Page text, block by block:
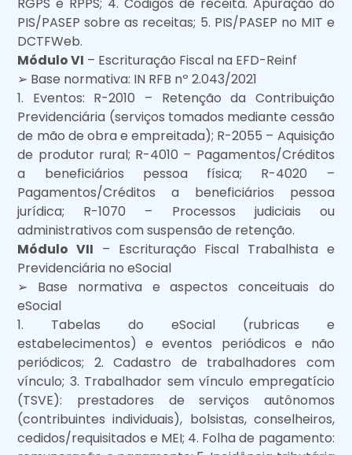
RGPS e RPPS; 4. Códigos de receita. Apuração do
PIS/PASEP sobre as receitas; 5. PIS/PASEP no MIT e
DCTFWeb.
Módulo VI – Escrituração Fiscal na EFD-Reinf
➢ Base normativa: IN RFB nº 2.043/2021
1. Eventos: R-2010 – Retenção da Contribuição
Previdenciária (serviços tomados mediante cessão
de mão de obra e empreitada); R-2055 – Aquisição
de produtor rural; R-4010 – Pagamentos/Créditos
a beneficiários pessoa física; R-4020 –
Pagamentos/Créditos a beneficiários pessoa
jurídica; R-1070 – Processos judiciais ou
administrativos com suspensão de retenção.
Módulo VII – Escrituração Fiscal Trabalhista e
Previdenciária no eSocial
➢ Base normativa e aspectos conceituais do
eSocial
1. Tabelas do eSocial (rubricas e
estabelecimentos) e eventos periódicos e não
periódicos; 2. Cadastro de trabalhadores com
vínculo; 3. Trabalhador sem vínculo empregatício
(TSVE): prestadores de serviços autônomos
(contribuintes individuais), bolsistas, conselheiros,
cedidos/requisitados e MEI; 4. Folha de pagamento: